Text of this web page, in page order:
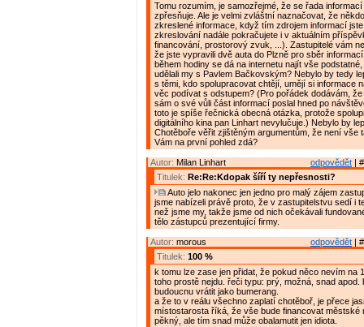
Tomu rozumím, je samozřejmé, že se řada
zpřesňuje. Ale je velmi zvláštní naznačovat, že
zkreslené informace, když tím zdrojem informací
zkreslování nadále pokračujete i v aktuálním
financování, prostorový zvuk, ...). Zastupitelé vám
že jste vypravili dvě auta do Plzně pro sběr
během hodiny se dá na internetu najít vše
udělali my s Pavlem Bačkovským? Nebylo by tedy
s těmi, kdo spolupracovat chtějí, umějí si informace
věc podívat s odstupem? (Pro pořádek dodávám, že
sám o své vůli část informací poslal hned po
toto je spíše řečnická obecná otázka, protože
digitálního kina pan Linhart nevylučuje.) Nebylo by
Chotěboře věřit zjištěným argumentům, že není vše
Vám na první pohled zdá?
odpovědět |
Autor: Milan Linhart
Titulek: Re:Re:Kdopak šíří ty nepřesnosti?
Auto jelo nakonec jen jedno pro malý zájem
jsme nabízeli právě proto, že v zastupitelstvu sedí i
než jsme my, takže jsme od nich očekávali
tělo zástupců prezentující firmy.
odpovědět |
Autor: morous
Titulek: 100 %
k tomu lze zase jen přidat, že pokud něco nevím na
toho prostě nejdu. řeči typu: prý, možná, snad apod.
budoucnu vrátit jako bumerang.
a že to v reálu všechno zaplatí chotěboř, je přece
místostarosta říká, že vše bude financovat městské
pěkný, ale tím snad může obalamutit jen idiota.